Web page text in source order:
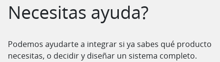
Necesitas ayuda?
Podemos ayudarte a integrar si ya sabes qué producto
necesitas, o decidir y diseñar un sistema completo.